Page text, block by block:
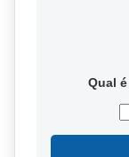
Qual